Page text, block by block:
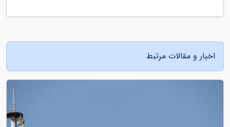
اخبار و مقالات مرتبط